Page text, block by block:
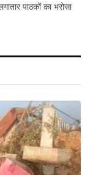
पाठकों का भरोसा